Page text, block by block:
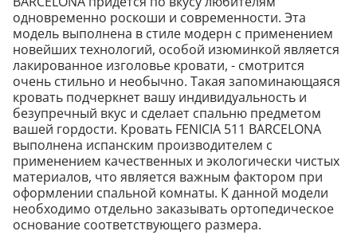
одновременно роскоши и современности. Эта
модель выполнена в стиле модерн с применением
новейших технологий, особой изюминкой является
лакированное изголовье кровати, - смотрится
очень стильно и необычно. Такая запоминающаяся
кровать подчеркнет вашу индивидуальность и
безупречный вкус и сделает спальню предметом
вашей гордости. Кровать FENICIA 511 BARCELONA
выполнена испанским производителем с
применением качественных и экологически чистых
материалов, что является важным фактором при
оформлении спальной комнаты. К данной модели
необходимо отдельно заказывать ортопедическое
основание соответствующего размера.